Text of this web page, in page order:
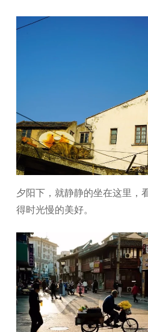
夕阳下，就静静的坐在这里，
得时光慢的美好。